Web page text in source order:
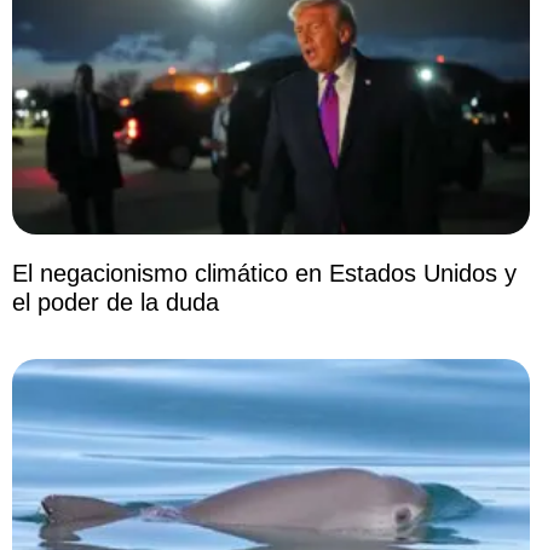
El negacionismo climático en Estados Unidos y
el poder de la duda